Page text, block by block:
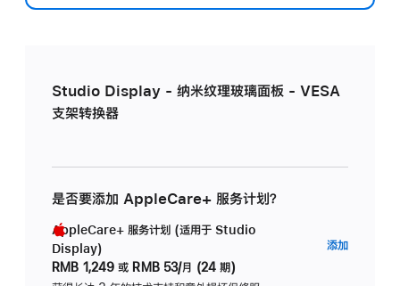
Studio Display - 纳米纹理玻璃面板 - VESA
支架转换器
是否要添加 AppleCare+ 服务计划？
AppleCare+ 服务计划 (适用于 Studio
Display)
RMB 1,249 或 RMB 53/月 (24 期)
添加